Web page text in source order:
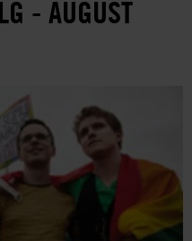
- AUGUST